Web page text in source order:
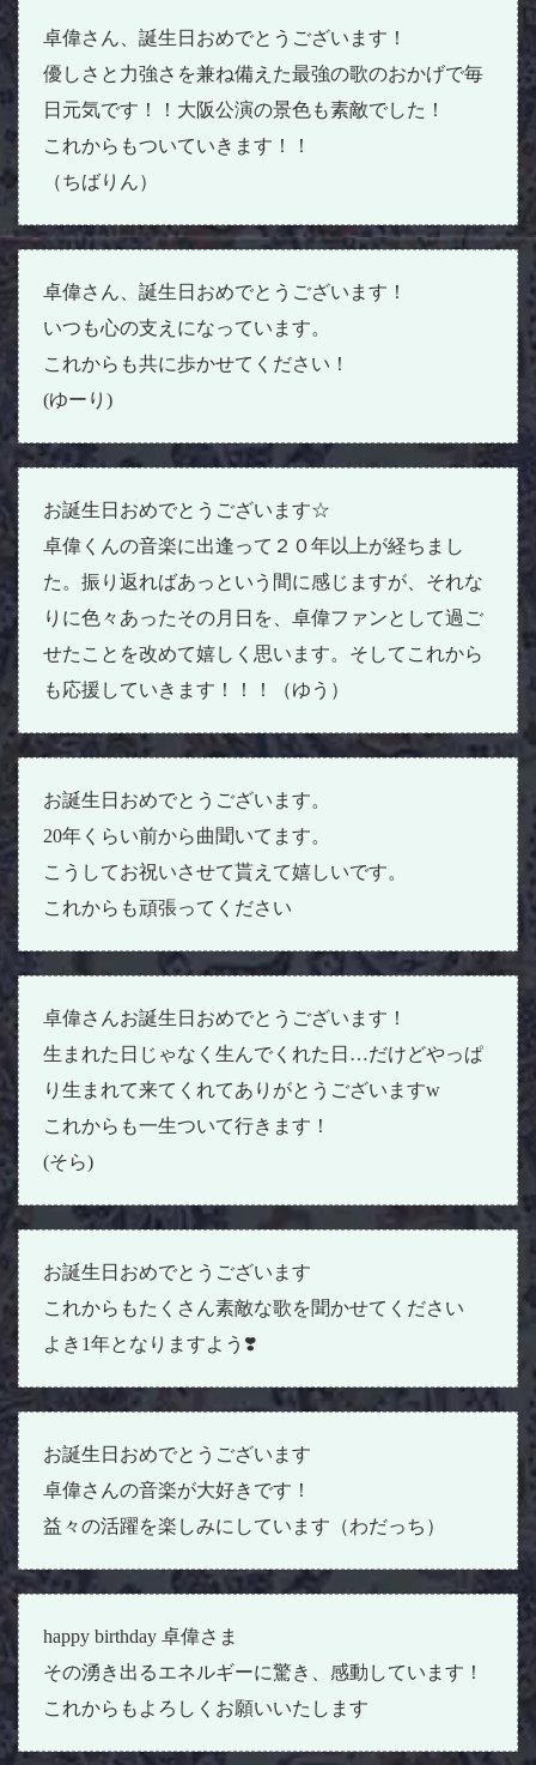
卓偉さん、誕生日おめでとうございます！
優しさと力強さを兼ね備えた最強の歌のおかげで毎
日元気です！！大阪公演の景色も素敵でした！
これからもついていきます！！
（ちばりん）
卓偉さん、誕生日おめでとうございます！
いつも心の支えになっています。
これからも共に歩かせてください！
(ゆーり)
お誕生日おめでとうございます☆
卓偉くんの音楽に出逢って２０年以上が経ちまし
た。振り返ればあっという間に感じますが、それな
りに色々あったその月日を、卓偉ファンとして過ご
せたことを改めて嬉しく思います。そしてこれから
も応援していきます！！！（ゆう）
お誕生日おめでとうございます。
20年くらい前から曲聞いてます。
こうしてお祝いさせて貰えて嬉しいです。
これからも頑張ってください
卓偉さんお誕生日おめでとうございます！
生まれた日じゃなく生んでくれた日…だけどやっぱ
り生まれて来てくれてありがとうございますw
これからも一生ついて行きます！
(そら)
お誕生日おめでとうございます
これからもたくさん素敵な歌を聞かせてください
よき1年となりますよう❣️
お誕生日おめでとうございます
卓偉さんの音楽が大好きです！
益々の活躍を楽しみにしています（わだっち）
happy birthday 卓偉さま
その湧き出るエネルギーに驚き、感動しています！
これからもよろしくお願いいたします